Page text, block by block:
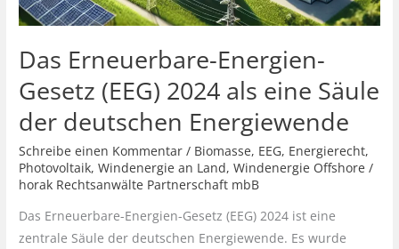
Das Erneuerbare-Energien-
Gesetz (EEG) 2024 als eine Säule
der deutschen Energiewende
Schreibe einen Kommentar / Biomasse, EEG, Energierecht,
Photovoltaik,Windenergie an Land,Windenergie Offshore /
horak Rechtsanwälte Partnerschaft mbB
Das Erneuerbare-Energien-Gesetz (EEG) 2024 ist eine
zentrale Säule der deutschen Energiewende. Es wurde